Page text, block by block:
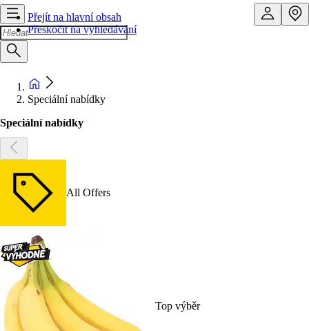
Přejít na hlavní obsah
Přeskočit na vyhledávání
Speciální nabídky
Speciální nabídky
All Offers
Top výběr